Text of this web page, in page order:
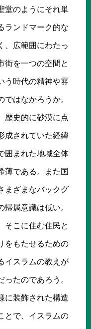
堂のようにそれ単
ランドマーク的な
、広範囲にわたっ
街を一つの空間と
う時代の精神や雰
はなかろうか。
歴史的に砂漠に点
成されていた経緯
囲まれた地域全体
薄である。また国
まざまなバックグ
属意識は低い。
そこに住む住民と
をもたせるための
イスラムの教えが
たのであろう。
に装飾された構造
とで、イスラムの